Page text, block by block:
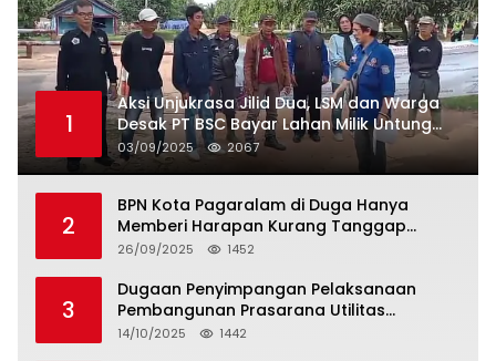
1
Aksi Unjukrasa Jilid Dua, LSM dan Warga
Desak PT BSC Bayar Lahan Milik Untung
Suropati
03/09/2025 2067
2
BPN Kota Pagaralam di Duga Hanya
Memberi Harapan Kurang Tanggap
Terkait Sertifikat Tumpang Tindih
26/09/2025 1452
3
Dugaan Penyimpangan Pelaksanaan
Pembangunan Prasarana Utilitas
Permukiman Desa Pajar Bulan
14/10/2025 1442